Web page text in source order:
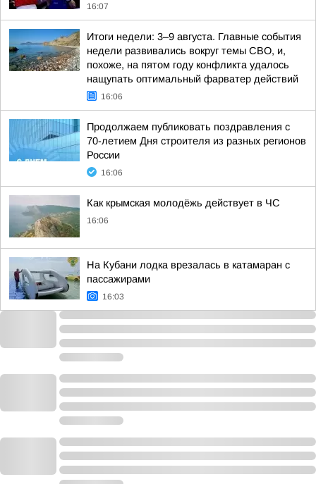
16:07
Итоги недели: 3–9 августа. Главные события
недели развивались вокруг темы СВО, и,
похоже, на пятом году конфликта удалось
нащупать оптимальный фарватер действий
16:06
Продолжаем публиковать поздравления с
70-летием Дня строителя из разных регионов
России
16:06
Как крымская молодёжь действует в ЧС
16:06
На Кубани лодка врезалась в катамаран с
пассажирами
16:03